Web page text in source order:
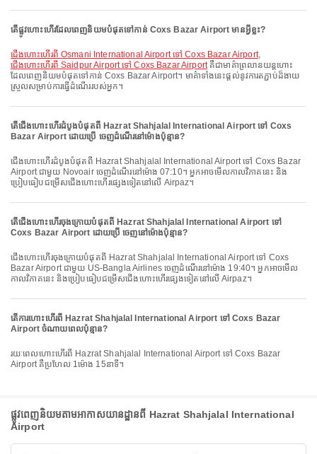
តើផ្លូវហោះហើរដែលពេញនិយមបំផុតទៅកាន់ Coxs Bazar Airport មានអ្វីខ្លះ?
ជើងហោះហើរពី Osmani International Airport ទៅ Coxs Bazar Airport,
ជើងហោះហើរពី Saidpur Airport ទៅ Coxs Bazar Airportគឺជាមាគ៌ាព្រលានយន្តហោះ
ដែលពេញនិយមបំផុតទៅកាន់ Coxs Bazar Airport។ មាគ៌ាទាំងនេះផ្តល់នូវការតភ្ជាប់ដ៏ងាយ
ស្រួលសម្រាប់ការធ្វើដំណើររបស់អ្នក។
តើជើងហោះហើរដំបូងបំផុតពី Hazrat Shahjalal International Airport ទៅ Coxs
Bazar Airport ដោយប្រើ ចេញដំណើរនៅម៉ោងប៉ុន្មាន?
ជើងហោះហើរដំបូងបំផុតពី Hazrat Shahjalal International Airport ទៅ Coxs Bazar
Airport ជាមួយ Novoair ចេញដំណើរនៅម៉ោង 07:10។ អ្នកអាចមើលកាលវិភាគនេះ និង
ប្រៀបធៀបជម្រើសជើងហោះហើរផ្សេងទៀតនៅលើ Airpaz។
តើជើងហោះហើរចុងក្រោយបំផុតពី Hazrat Shahjalal International Airport ទៅ
Coxs Bazar Airport ដោយប្រើ ចេញនៅម៉ោងប៉ុន្មាន?
ជើងហោះហើរចុងក្រោយបំផុតពី Hazrat Shahjalal International Airport ទៅ Coxs
Bazar Airport ជាមួយ US-Bangla Airlines ចេញដំណើរនៅម៉ោង 19:40។ អ្នកអាចមើល
កាលវិភាគនេះ និងប្រៀបធៀបជម្រើសជើងហោះហើរផ្សេងទៀតនៅលើ Airpaz។
តើការហោះហើរពី Hazrat Shahjalal International Airport ទៅ Coxs Bazar
Airport ចំណាយពេលប៉ុន្មាន?
រយៈពេលហោះហើរពី Hazrat Shahjalal International Airport ទៅ Coxs Bazar
Airport គឺប្រហែល 1ម៉ោង 15នាទី។
ផ្លូវពេញនិយមតាមអាកាសយានដ្ឋានពី Hazrat Shahjalal International
Airport